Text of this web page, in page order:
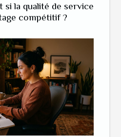
la qualité de service
compétitif ?